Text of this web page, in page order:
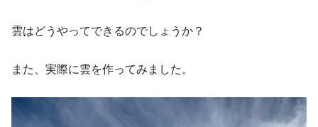
雲はどうやってできるのでしょうか？
また、実際に雲を作ってみました。